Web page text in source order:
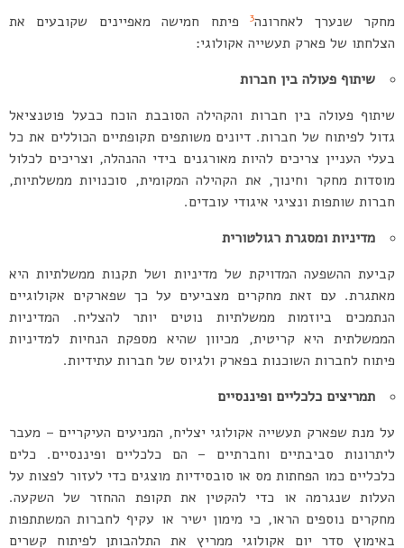
מחקר שנערך לאחרונה3פיתח חמישה מאפיינים שקובעים את
הצלחתו של פארק תעשייה אקולוגי:
שיתוף פעולה בין חברות
שיתוף פעולה בין חברות והקהילה הסובבת הוכח כבעל פוטנציאל
גדול לפיתוח של חברות. דיונים משותפים תקופתיים הכוללים את כל
בעלי העניין צריכים להיות מאורגנים בידי ההנהלה, וצריכים לכלול
מוסדות מחקר וחינוך, את הקהילה המקומית, סוכנויות ממשלתיות,
חברות שותפות ונציגי איגודי עובדים.
מדיניות ומסגרת רגולטורית
קביעת ההשפעה המדויקת של מדיניות ושל תקנות ממשלתיות היא
מאתגרת. עם זאת מחקרים מצביעים על כך שפארקים אקולוגיים
הנתמכים ביוזמות ממשלתיות נוטים יותר להצליח. המדיניות
הממשלתית היא קריטית, מכיוון שהיא מספקת הנחיות למדיניות
פיתוח לחברות השוכנות בפארק ולגיוס של חברות עתידיות.
תמריצים כלכליים ופיננסיים
על מנת שפארק תעשייה אקולוגי יצליח, המניעים העיקריים – מעבר
ליתרונות סביבתיים וחברתיים – הם כלכליים ופיננסיים. כלים
כלכליים כמו הפחתות מס או סובסידיות מוצגים כדי לעזור לפצות על
העלות שנגרמה או כדי להקטין את תקופת ההחזר של השקעה.
מחקרים נוספים הראו, כי מימון ישיר או עקיף לחברות המשתתפות
באימוץ סדר יום אקולוגי ממריץ את התלהבותן לפיתוח קשרים